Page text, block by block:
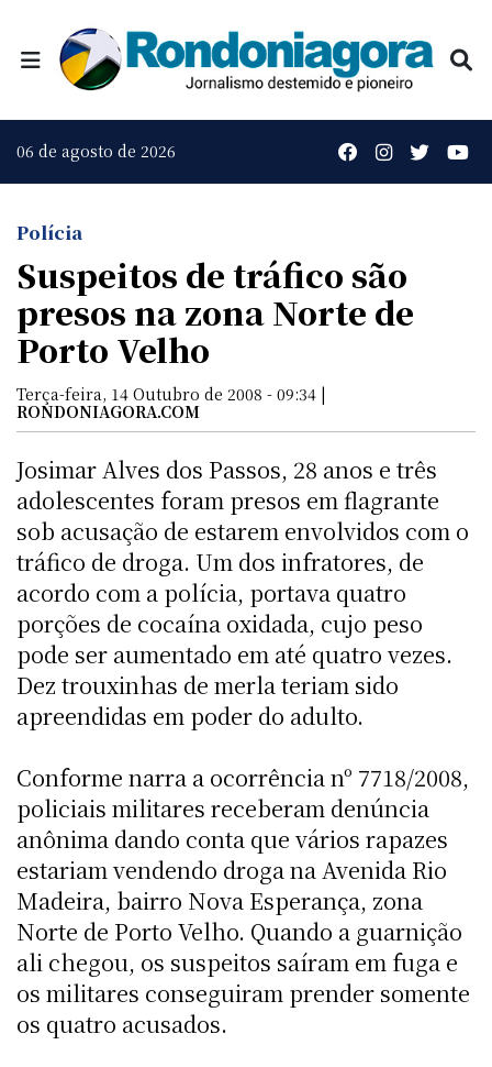
06 de agosto de 2026
Polícia
Suspeitos de tráfico são
presos na zona Norte de
Porto Velho
Terça-feira, 14 Outubro de 2008 - 09:34 |
RONDONIAGORA.COM
Josimar Alves dos Passos, 28 anos e três
adolescentes foram presos em flagrante
sob acusação de estarem envolvidos com o
tráfico de droga. Um dos infratores, de
acordo com a polícia, portava quatro
porções de cocaína oxidada, cujo peso
pode ser aumentado em até quatro vezes.
Dez trouxinhas de merla teriam sido
apreendidas em poder do adulto.
Conforme narra a ocorrência nº 7718/2008,
policiais militares receberam denúncia
anônima dando conta que vários rapazes
estariam vendendo droga na Avenida Rio
Madeira, bairro Nova Esperança, zona
Norte de Porto Velho. Quando a guarnição
ali chegou, os suspeitos saíram em fuga e
os militares conseguiram prender somente
os quatro acusados.